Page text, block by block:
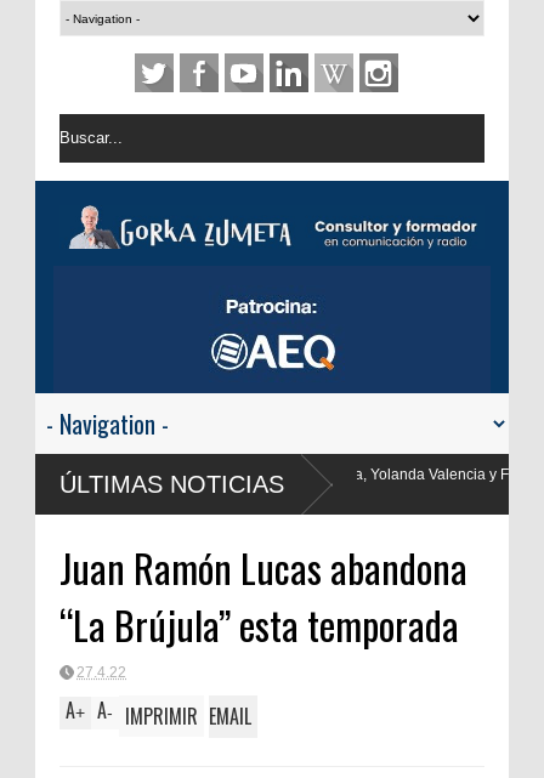
ÚLTIMAS NOTICIAS
Valencia y Frank Blanco regresan a
Juan Ramón Lucas abandona
“La Brújula” esta temporada
27.4.22
A+ A- IMPRIMIR EMAIL